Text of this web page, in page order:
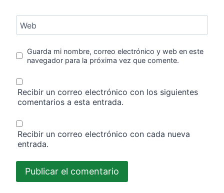
Web
Guarda mi nombre, correo electrónico y web en este
navegador para la próxima vez que comente.
Recibir un correo electrónico con los siguientes
comentarios a esta entrada.
Recibir un correo electrónico con cada nueva
entrada.